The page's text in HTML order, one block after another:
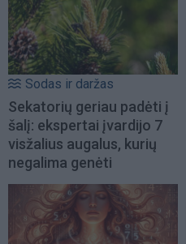
Sodas ir daržas
Sekatorių geriau padėti į
šalį: ekspertai įvardijo 7
visžalius augalus, kurių
negalima genėti